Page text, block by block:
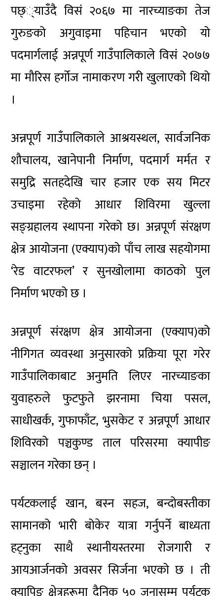
पछ््याउँदै विसं २०६७ मा नारच्याङका तेज
गुरुङको अगुवाइमा पहिचान भएको यो
पदमार्गलाई अन्नपूर्ण गाउँपालिकाले विसं २०७७
मा मौरिस हर्गोज नामाकरण गरी खुलाएको थियो
।
अन्नपूर्ण गाउँपालिकाले आश्रयस्थल, सार्वजनिक
शौचालय, खानेपानी निर्माण, पदमार्ग मर्मत र
समुद्रि सतहदेखि चार हजार एक सय मिटर
उचाइमा रहेको आधार शिविरमा खुल्ला
सङ्ग्रहालय स्थापना गरेको छ। अन्नपूर्ण संरक्षण
क्षेत्र आयोजना (एक्याप)को पाँच लाख सहयोगमा
‘रेड वाटरफल’ र सुनखोलामा काठको पुल
निर्माण भएको छ ।
अन्नपूर्ण संरक्षण क्षेत्र आयोजना (एक्याप)को
नीगिगत व्यवस्था अनुसारको प्रक्रिया पूरा गरेर
गाउँपालिकाबाट अनुमति लिएर नारच्याङका
युवाहरुले फुटफुते झरनामा चिया पसल,
साधीखर्क, गुफाफाँट, भुसकेट र अन्नपूर्ण आधार
शिविरको पञ्चकुण्ड ताल परिसरमा क्यापीङ
सञ्चालन गरेका छन् ।
पर्यटकलाई खान, बस्न सहज, बन्दोबस्तीका
सामानको भारी बोकेर यात्रा गर्नुपर्ने बाध्यता
हट्नुका साथै स्थानीयस्तरमा रोजगारी र
आयआर्जनको अवसर सिर्जना भएको छ । ती